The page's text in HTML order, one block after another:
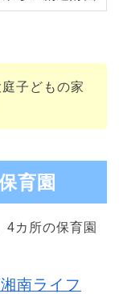
子どもの家
育園
4カ所の保育園
南ライフ